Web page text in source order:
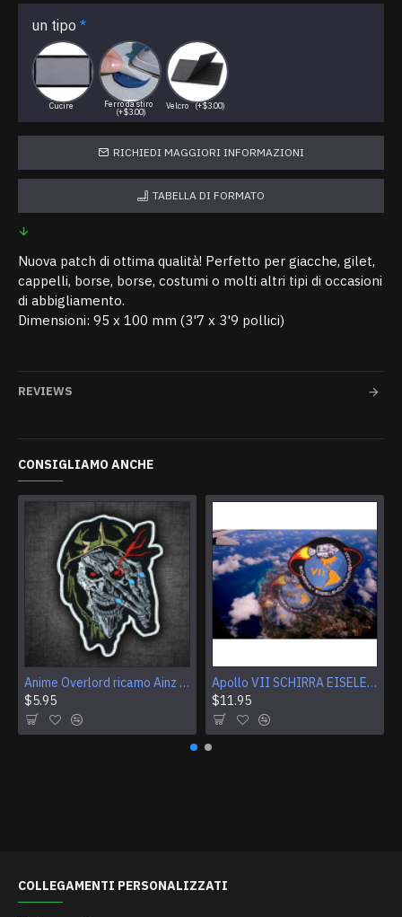
un tipo
Cucire
Ferro da stiro
(+$3.00)
Velcro (+$3.00)
RICHIEDI MAGGIORI INFORMAZIONI
TABELLA DI FORMATO
Nuova patch di ottima qualità! Perfetto per giacche, gilet,
cappelli, borse, borse, costumi o molti altri tipi di occasioni
di abbigliamento.
Dimensioni: 95 x 100 mm (3'7 x 3'9 pollici)
REVIEWS
CONSIGLIAMO ANCHE
Anime Overlord ricamo Ainz Ooal Gown patch Sorcerer King Iron-on patch Hook and loop Mga ricamato Sew-on patch Halloween Skull gift
$5.95
Apollo VII SCHIRRA EISELE CUNNINGHAM Logo Patch per ricamo NASA
$11.95
COLLEGAMENTI PERSONALIZZATI